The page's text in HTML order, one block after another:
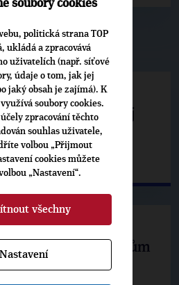
◀
i školství. Matěj
s prezidentem
Havla příznivcům
republiky
soubory cookies
politická strana TOP
ukládá a zpracovává
uživatelích (např. síťové
údaje o tom, jak jej
jaký obsah je zajímá). K
soubory cookies.
zpracování těchto
souhlas uživatele,
volbou „Přijmout
cookies můžete
„Nastavení“.
všechny
Nastavení